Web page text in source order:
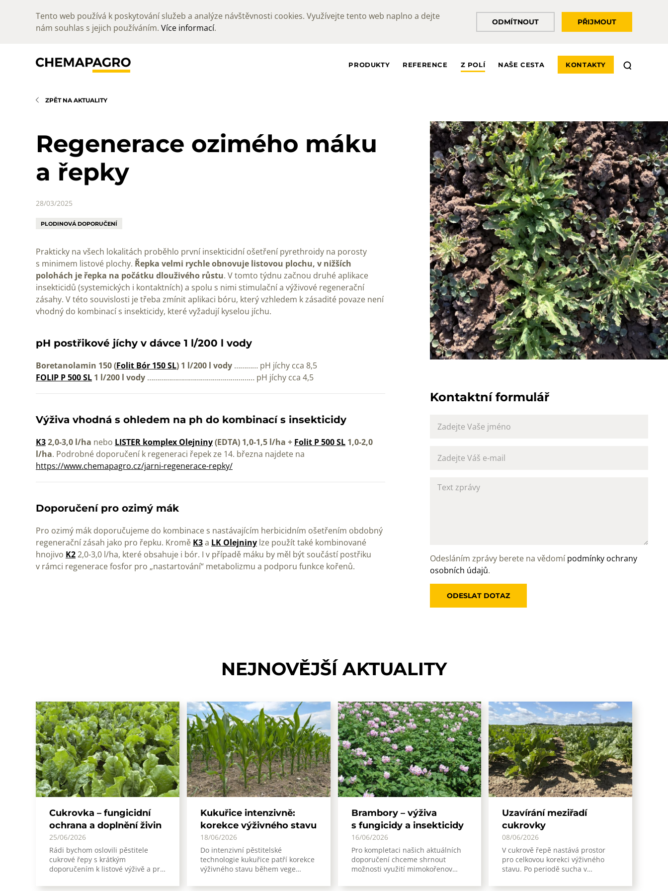
Tento web používá k poskytování služeb a analýze návštěvnosti cookies. Využívejte tento web naplno a dejte
nám souhlas s jejich používáním. Více informací.
ODMÍTNOUT PŘIJMOUT
PRODUKTY REFERENCE Z POLÍ NAŠE CESTA KONTAKTY
ZPĚT NA AKTUALITY
Regenerace ozimého máku
a řepky
28/03/2025
PLODINOVÁ DOPORUČENÍ
Prakticky na všech lokalitách proběhlo první insekticidní ošetření pyrethroidy na porosty
s minimem listové plochy. Řepka velmi rychle obnovuje listovou plochu, v nižších
polohách je řepka na počátku dlouživého růstu. V tomto týdnu začnou druhé aplikace
insekticidů (systemických i kontaktních) a spolu s nimi stimulační a výživové regenerační
zásahy. V této souvislosti je třeba zmínit aplikaci bóru, který vzhledem k zásadité povaze není
vhodný do kombinací s insekticidy, které vyžadují kyselou jíchu.
pH postřikové jíchy v dávce 1 l/200 l vody
Boretanolamin 150 (Folit Bór 150 SL) 1 l/200 l vody ………… pH jíchy cca 8,5
FOLIP P 500 SL 1 l/200 l vody ……………………………………………… pH jíchy cca 4,5
Výživa vhodná s ohledem na ph do kombinací s insekticidy
K32,0-3,0 l/ha nebo LISTER komplex Olejniny(EDTA) 1,0-1,5 l/ha + Folit P 500 SL 1,0-2,0
l/ha. Podrobné doporučení k regeneraci řepek ze 14. března najdete na
https://www.chemapagro.cz/jarni-regenerace-repky/
Doporučení pro ozimý mák
Pro ozimý mák doporučujeme do kombinace s nastávajícím herbicidním ošetřením obdobný
regenerační zásah jako pro řepku. Kromě K3a LK Olejniny lze použít také kombinované
hnojivo K22,0-3,0 l/ha, které obsahuje i bór. I v případě máku by měl být součástí postřiku
v rámci regenerace fosfor pro „nastartování“ metabolizmu a podporu funkce kořenů.
Kontaktní formulář
Odesláním zprávy berete na vědomí podmínky ochrany
osobních údajů.
NEJNOVĚJŠÍAKTUALITY
Cukrovka – fungicidní
ochrana a doplnění živin
25/06/2026
Rádi bychom oslovili pěstitele
cukrové řepy s krátkým
doporučením k listové výživě a pr…
Kukuřice intenzivně:
korekce výživného stavu
18/06/2026
Do intenzivní pěstitelské
technologie kukuřice patří korekce
výživného stavu během vege…
Brambory – výživa
s fungicidy a insekticidy
16/06/2026
Pro kompletaci našich aktuálních
doporučení chceme shrnout
možnosti využití mimokořenov…
Uzavírání meziřadí
cukrovky
08/06/2026
V cukrově řepě nastává prostor
pro celkovou korekci výživného
stavu. Po periodě sucha v…